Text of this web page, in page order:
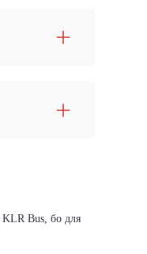
KLR Bus, бо для